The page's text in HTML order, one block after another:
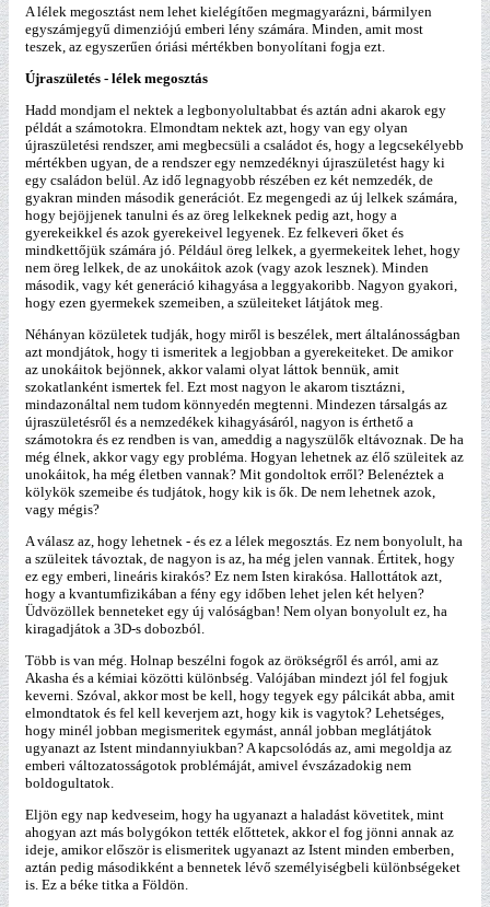
A lélek megosztást nem lehet kielégítően megmagyarázni, bármilyen
egyszámjegyű dimenziójú emberi lény számára. Minden, amit most
teszek, az egyszerűen óriási mértékben bonyolítani fogja ezt.
Újraszületés - lélek megosztás
Hadd mondjam el nektek a legbonyolultabbat és aztán adni akarok egy
példát a számotokra. Elmondtam nektek azt, hogy van egy olyan
újraszületési rendszer, ami megbecsüli a családot és, hogy a legcsekélyebb
mértékben ugyan, de a rendszer egy nemzedéknyi újraszületést hagy ki
egy családon belül. Az idő legnagyobb részében ez két nemzedék, de
gyakran minden második generációt. Ez megengedi az új lelkek számára,
hogy bejöjjenek tanulni és az öreg lelkeknek pedig azt, hogy a
gyerekeikkel és azok gyerekeivel legyenek. Ez felkeveri őket és
mindkettőjük számára jó. Például öreg lelkek, a gyermekeitek lehet, hogy
nem öreg lelkek, de az unokáitok azok (vagy azok lesznek). Minden
második, vagy két generáció kihagyása a leggyakoribb. Nagyon gyakori,
hogy ezen gyermekek szemeiben, a szüleiteket látjátok meg.
Néhányan közületek tudják, hogy miről is beszélek, mert általánosságban
azt mondjátok, hogy ti ismeritek a legjobban a gyerekeiteket. De amikor
az unokáitok bejönnek, akkor valami olyat láttok bennük, amit
szokatlanként ismertek fel. Ezt most nagyon le akarom tisztázni,
mindazonáltal nem tudom könnyedén megtenni. Mindezen társalgás az
újraszületésről és a nemzedékek kihagyásáról, nagyon is érthető a
számotokra és ez rendben is van, ameddig a nagyszülők eltávoznak. De ha
még élnek, akkor vagy egy probléma. Hogyan lehetnek az élő szüleitek az
unokáitok, ha még életben vannak? Mit gondoltok erről? Belenéztek a
kölykök szemeibe és tudjátok, hogy kik is ők. De nem lehetnek azok,
vagy mégis?
A válasz az, hogy lehetnek - és ez a lélek megosztás. Ez nem bonyolult, ha
a szüleitek távoztak, de nagyon is az, ha még jelen vannak. Értitek, hogy
ez egy emberi, lineáris kirakós? Ez nem Isten kirakósa. Hallottátok azt,
hogy a kvantumfizikában a fény egy időben lehet jelen két helyen?
Üdvözöllek benneteket egy új valóságban! Nem olyan bonyolult ez, ha
kiragadjátok a 3D-s dobozból.
Több is van még. Holnap beszélni fogok az örökségről és arról, ami az
Akasha és a kémiai közötti különbség. Valójában mindezt jól fel fogjuk
keverni. Szóval, akkor most be kell, hogy tegyek egy pálcikát abba, amit
elmondtatok és fel kell keverjem azt, hogy kik is vagytok? Lehetséges,
hogy minél jobban megismeritek egymást, annál jobban meglátjátok
ugyanazt az Istent mindannyiukban? A kapcsolódás az, ami megoldja az
emberi változatosságotok problémáját, amivel évszázadokig nem
boldogultatok.
Eljön egy nap kedveseim, hogy ha ugyanazt a haladást követitek, mint
ahogyan azt más bolygókon tették előttetek, akkor el fog jönni annak az
ideje, amikor először is elismeritek ugyanazt az Istent minden emberben,
aztán pedig másodikként a bennetek lévő személyiségbeli különbségeket
is. Ez a béke titka a Földön.